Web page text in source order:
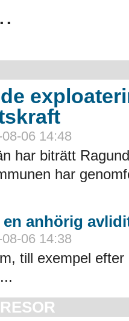
06 14:48
har biträtt
har
anhörig
06 14:38
till exempel